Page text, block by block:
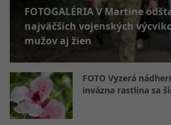
FOTOGALÉRIA V Martine
najväčších vojenských
mužov aj žien
FOTO Vyzerá
invázna rastlina sa